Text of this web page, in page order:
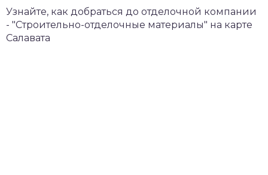
Узнайте, как добраться до отделочной компании
- "Строительно-отделочные материалы" на карте
Салавата